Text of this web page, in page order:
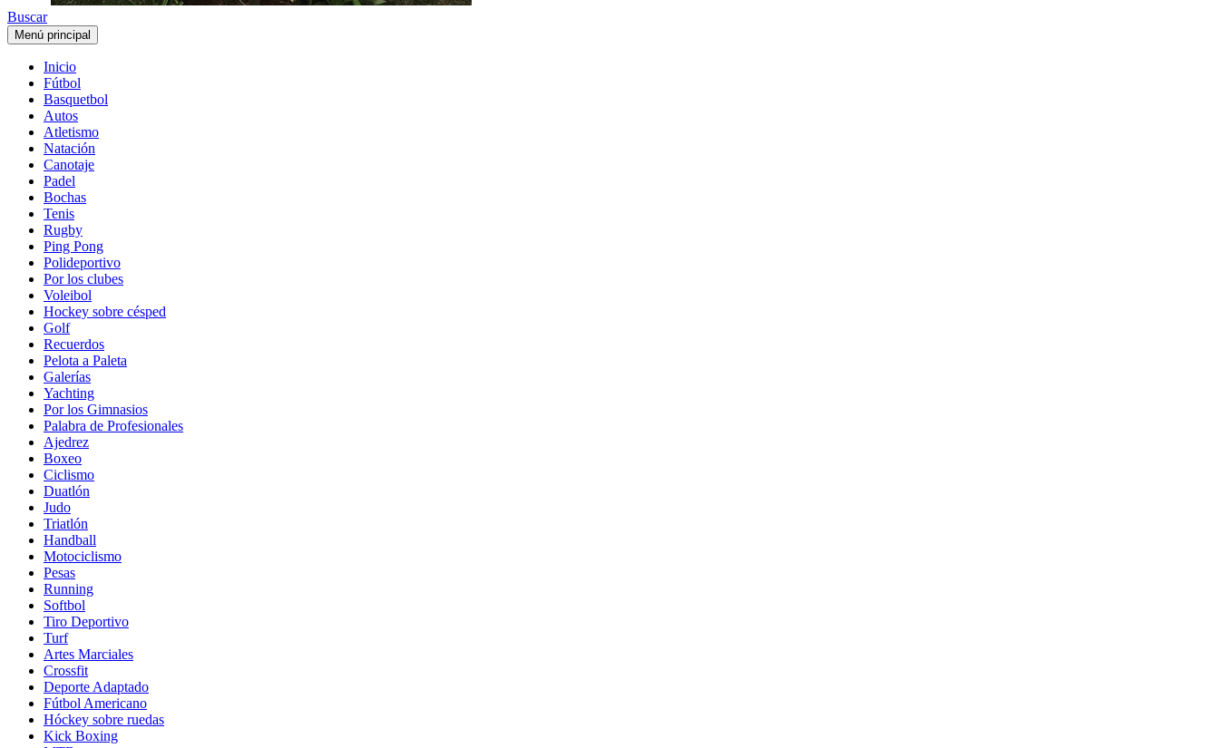
Buscar
Menú principal
Inicio
Fútbol
Basquetbol
Autos
Atletismo
Natación
Canotaje
Padel
Bochas
Tenis
Rugby
Ping Pong
Polideportivo
Por los clubes
Voleibol
Hockey sobre césped
Golf
Recuerdos
Pelota a Paleta
Galerías
Yachting
Por los Gimnasios
Palabra de Profesionales
Ajedrez
Boxeo
Ciclismo
Duatlón
Judo
Triatlón
Handball
Motociclismo
Pesas
Running
Softbol
Tiro Deportivo
Turf
Artes Marciales
Crossfit
Deporte Adaptado
Fútbol Americano
Hóckey sobre ruedas
Kick Boxing